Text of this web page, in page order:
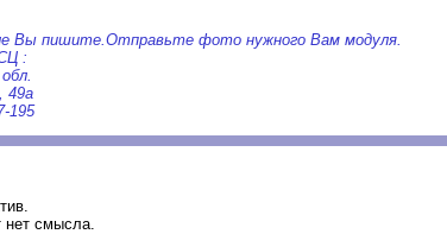
Вы пишите.Отправьте фото нужного Вам модуля.
:
49а
195
смысла.